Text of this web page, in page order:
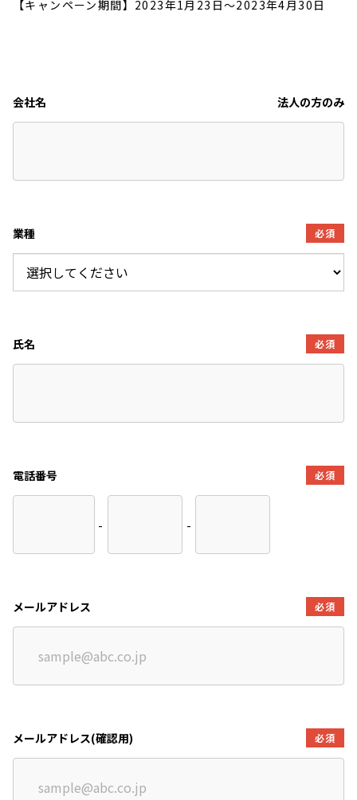
【キャンペーン期間】2023年1月23日～2023年4月30日
会社名 法人の方のみ
業種 必須
氏名 必須
電話番号 必須
- -
メールアドレス 必須
メールアドレス(確認用) 必須